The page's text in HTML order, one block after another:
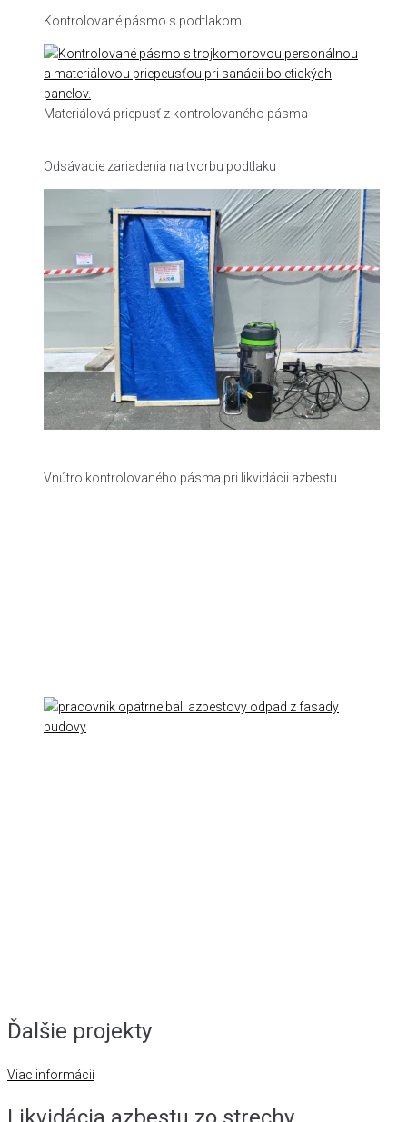
Kontrolované pásmo s podtlakom
Materiálová priepusť z kontrolovaného pásma
Odsávacie zariadenia na tvorbu podtlaku
Vnútro kontrolovaného pásma pri likvidácii azbestu
Ďalšie projekty
Viac informácií